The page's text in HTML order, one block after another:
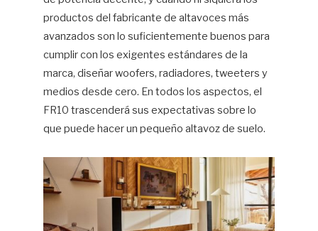
productos del fabricante de altavoces más
avanzados son lo suficientemente buenos para
cumplir con los exigentes estándares de la
marca, diseñar woofers, radiadores, tweeters y
medios desde cero. En todos los aspectos, el
FR10 trascenderá sus expectativas sobre lo
que puede hacer un pequeño altavoz de suelo.